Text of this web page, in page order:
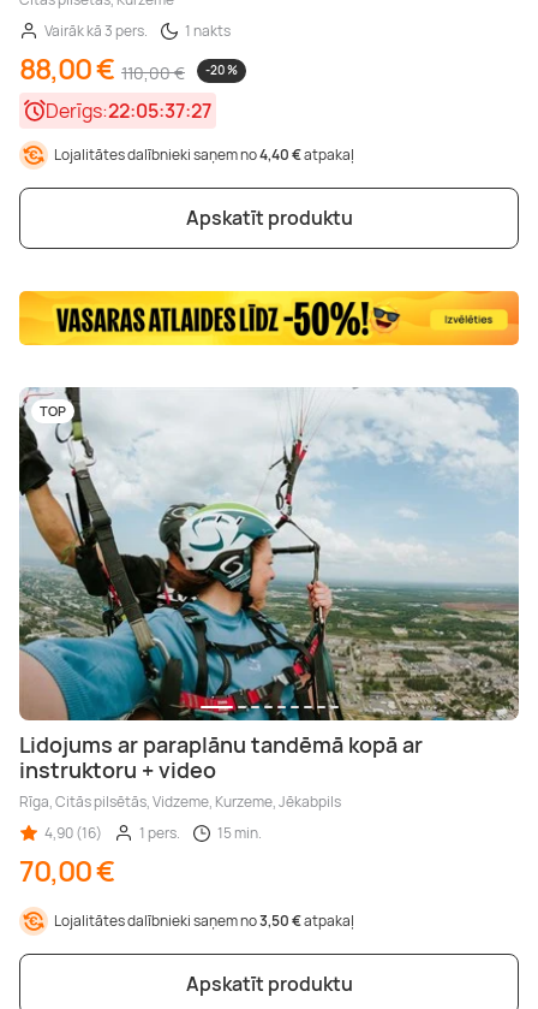
Vairāk kā 3 pers.
1 nakts
88,00 € 110,00 € -20 %
Derīgs:22:05:37:25
Lojalitātes dalībnieki saņem no4,40 €atpakaļ
Apskatīt produktu
TOP
Lidojums ar paraplānu tandēmā kopā ar
instruktoru + video
Rīga, Citās pilsētās, Vidzeme, Kurzeme, Jēkabpils
4,90 (16)
1 pers. 15 min.
70,00 €
Lojalitātes dalībnieki saņem no3,50 €atpakaļ
Apskatīt produktu